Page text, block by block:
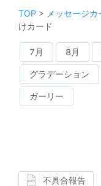
TOP > メッセージカ
けカード
7月 8月
グラデーション
ガーリー
不具合報告